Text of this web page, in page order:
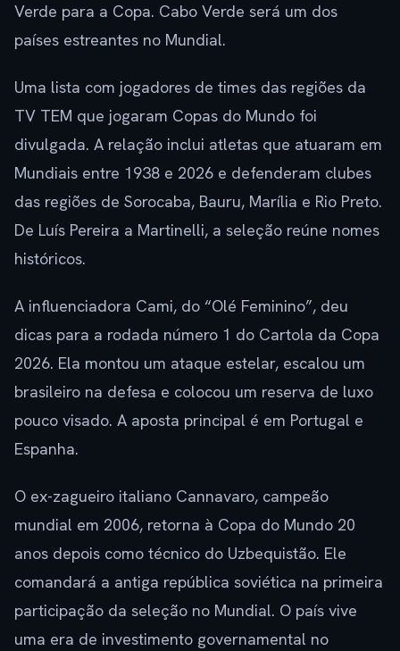
Verde para a Copa. Cabo Verde será um dos
países estreantes no Mundial.
Uma lista com jogadores de times das regiões da
TV TEM que jogaram Copas do Mundo foi
divulgada. A relação inclui atletas que atuaram em
Mundiais entre 1938 e 2026 e defenderam clubes
das regiões de Sorocaba, Bauru, Marília e Rio Preto.
De Luís Pereira a Martinelli, a seleção reúne nomes
históricos.
A influenciadora Cami, do “Olé Feminino”, deu
dicas para a rodada número 1 do Cartola da Copa
2026. Ela montou um ataque estelar, escalou um
brasileiro na defesa e colocou um reserva de luxo
pouco visado. A aposta principal é em Portugal e
Espanha.
O ex-zagueiro italiano Cannavaro, campeão
mundial em 2006, retorna à Copa do Mundo 20
anos depois como técnico do Uzbequistão. Ele
comandará a antiga república soviética na primeira
participação da seleção no Mundial. O país vive
uma era de investimento governamental no